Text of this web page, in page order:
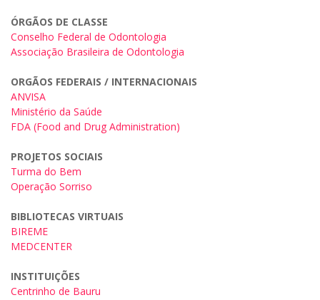
ÓRGÃOS DE CLASSE
Conselho Federal de Odontologia
Associação Brasileira de Odontologia
ORGÃOS FEDERAIS / INTERNACIONAIS
ANVISA
Ministério da Saúde
FDA (Food and Drug Administration)
PROJETOS SOCIAIS
Turma do Bem
Operação Sorriso
BIBLIOTECAS VIRTUAIS
BIREME
MEDCENTER
INSTITUIÇÕES
Centrinho de Bauru